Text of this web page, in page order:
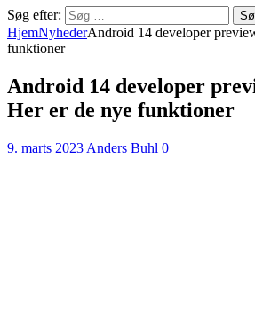
Søg efter:
HjemNyhederAndroid 14 developer
funktioner
Android 14 developer
Her er de nye funktioner
9. marts 2023 Anders Buhl 0